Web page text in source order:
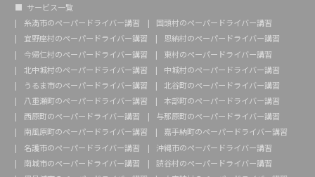
サービス一覧
糸満市のペーパードライバー講習
国頭村のペーパードライバー講習
宜野座村のペーパードライバー講習
恩納村のペーパードライバー講習
今帰仁村のペーパードライバー講習
東村のペーパードライバー講習
北中城村のペーパードライバー講習
中城村のペーパードライバー講習
うるま市のペーパードライバー講習
北谷町のペーパードライバー講習
八重瀬町のペーパードライバー講習
本部町のペーパードライバー講習
西原町のペーパードライバー講習
与那原町のペーパードライバー講習
南風原町のペーパードライバー講習
嘉手納町のペーパードライバー講習
名護市のペーパードライバー講習
沖縄市のペーパードライバー講習
南城市のペーパードライバー講習
読谷村のペーパードライバー講習